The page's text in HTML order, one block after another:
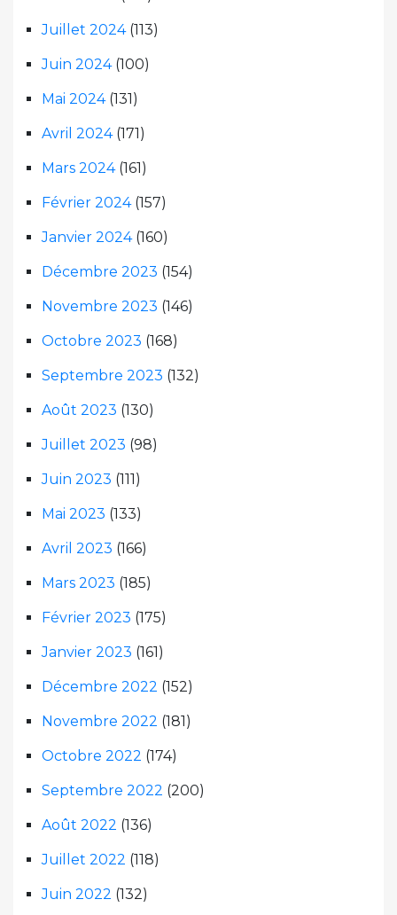
Juillet 2024(113)
Juin 2024(100)
Mai 2024(131)
Avril 2024(171)
Mars 2024(161)
Février 2024(157)
Janvier 2024(160)
Décembre 2023 (154)
Novembre 2023 (146)
Octobre 2023 (168)
Septembre 2023 (132)
Août 2023 (130)
Juillet 2023 (98)
Juin 2023 (111)
Mai 2023 (133)
Avril 2023 (166)
Mars 2023 (185)
Février 2023 (175)
Janvier 2023 (161)
Décembre 2022 (152)
Novembre 2022 (181)
Octobre 2022 (174)
Septembre 2022 (200)
Août 2022 (136)
Juillet 2022 (118)
Juin 2022 (132)